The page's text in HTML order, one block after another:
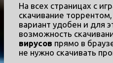
На всех страницах с
скачивание
вариант удобен и для
возможность
вирусов прямо в
не нужно скачивать